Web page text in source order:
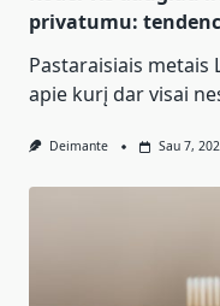
privatumu:
Pastaraisiais metais
apie kurį dar visai
Deimante Sau 7,